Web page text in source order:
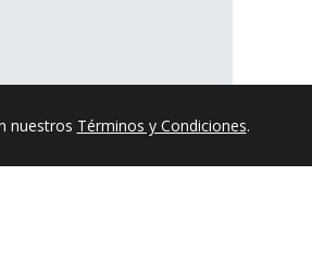
nuestros Términos y Condiciones.